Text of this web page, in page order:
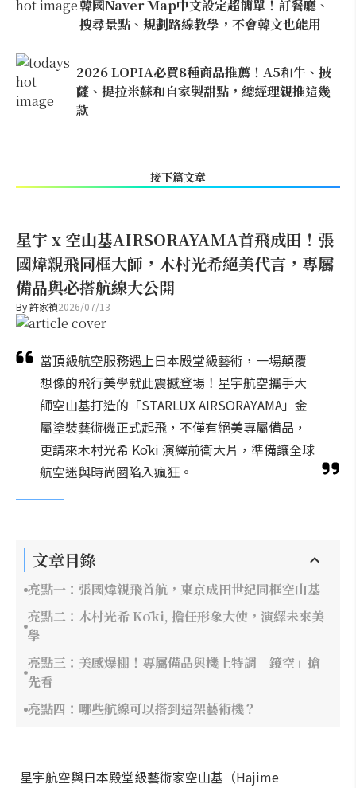
韓國Naver Map中文設定超簡單！訂餐廳、
搜尋景點、規劃路線教學，不會韓文也能用
2026 LOPIA必買8種商品推薦！A5和牛、披
薩、提拉米蘇和自家製甜點，總經理親推這幾
款
接下篇文章
星宇 x 空山基AIRSORAYAMA首飛成田！張
國煒親飛同框大師，木村光希絕美代言，專屬
備品與必搭航線大公開
By許家禎2026/07/13
當頂級航空服務遇上日本殿堂級藝術，一場顛覆
想像的飛行美學就此震撼登場！星宇航空攜手大
師空山基打造的「STARLUX AIRSORAYAMA」金
屬塗裝藝術機正式起飛，不僅有絕美專屬備品，
更請來木村光希 Kōki 演繹前衛大片，準備讓全球
航空迷與時尚圈陷入瘋狂。
文章目錄
亮點一：張國煒親飛首航，東京成田世紀同框空山基
亮點二：木村光希 Kōki, 擔任形象大使，演繹未來美
學
亮點三：美感爆棚！專屬備品與機上特調「鏡空」搶
先看
亮點四：哪些航線可以搭到這架藝術機？
星宇航空與日本殿堂級藝術家空山基（Hajime